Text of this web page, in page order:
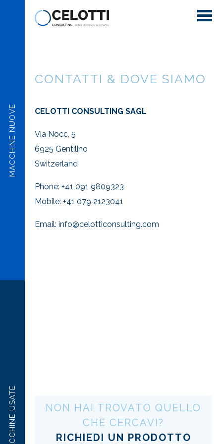
MACCHINE NUOVE
MACCHINE USATE
CONTATTI & DOVE SIAMO
CELOTTI CONSULTING SAGL
Via Nocc, 5
6925 Gentilino
Switzerland
Phone: +41 091 9809323
Mobile: +41 079 2123041
Email: info@celotticonsulting.com
NON HAI TROVATO QUELLO
CHE CERCAVI?
RICHIEDI UN PRODOTTO